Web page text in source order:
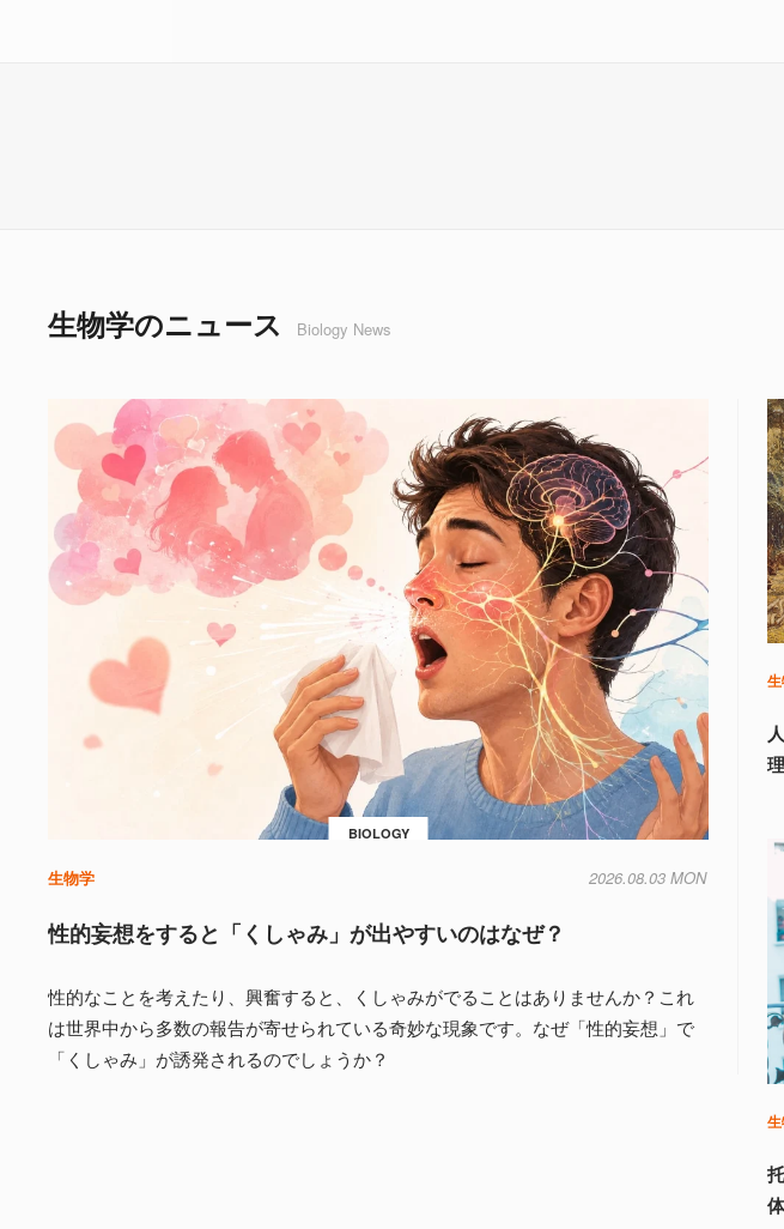
生物学のニュース Biology News
BIOLOGY
生物学 2026.08.03 MON
性的妄想をすると「くしゃみ」が出やすいのはなぜ？
性的なことを考えたり、興奮すると、くしゃみがでることはありませんか？これ
は世界中から多数の報告が寄せられている奇妙な現象です。なぜ「性的妄想」で
「くしゃみ」が誘発されるのでしょうか？